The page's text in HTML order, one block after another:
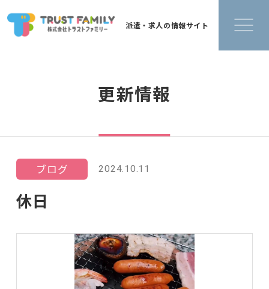
派遣・求人の情報サイト
更新情報
ブログ 2024.10.11
休日